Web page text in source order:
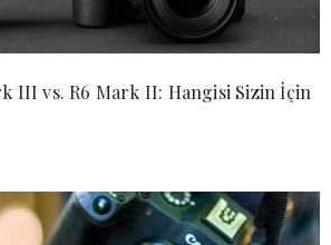
III vs. R6 Mark II: Hangisi Sizin İçin